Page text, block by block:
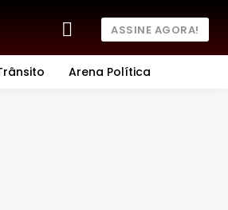
ASSINE AGORA!
Arena Política